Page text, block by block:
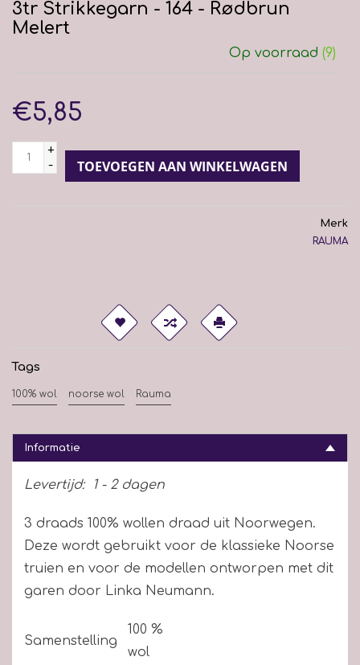
3tr Strikkegarn - 164 - Rødbrun
Melert
Op voorraad (9)
€5,85
+
-
TOEVOEGEN AAN WINKELWAGEN
Merk
RAUMA
Tags
100% wol noorse wol Rauma
Informatie
Levertijd: 1 - 2 dagen
3 draads 100% wollen draad uit Noorwegen.
Deze wordt gebruikt voor de klassieke Noorse
truien en voor de modellen ontworpen met dit
garen door Linka Neumann.
Samenstelling
100 %
wol